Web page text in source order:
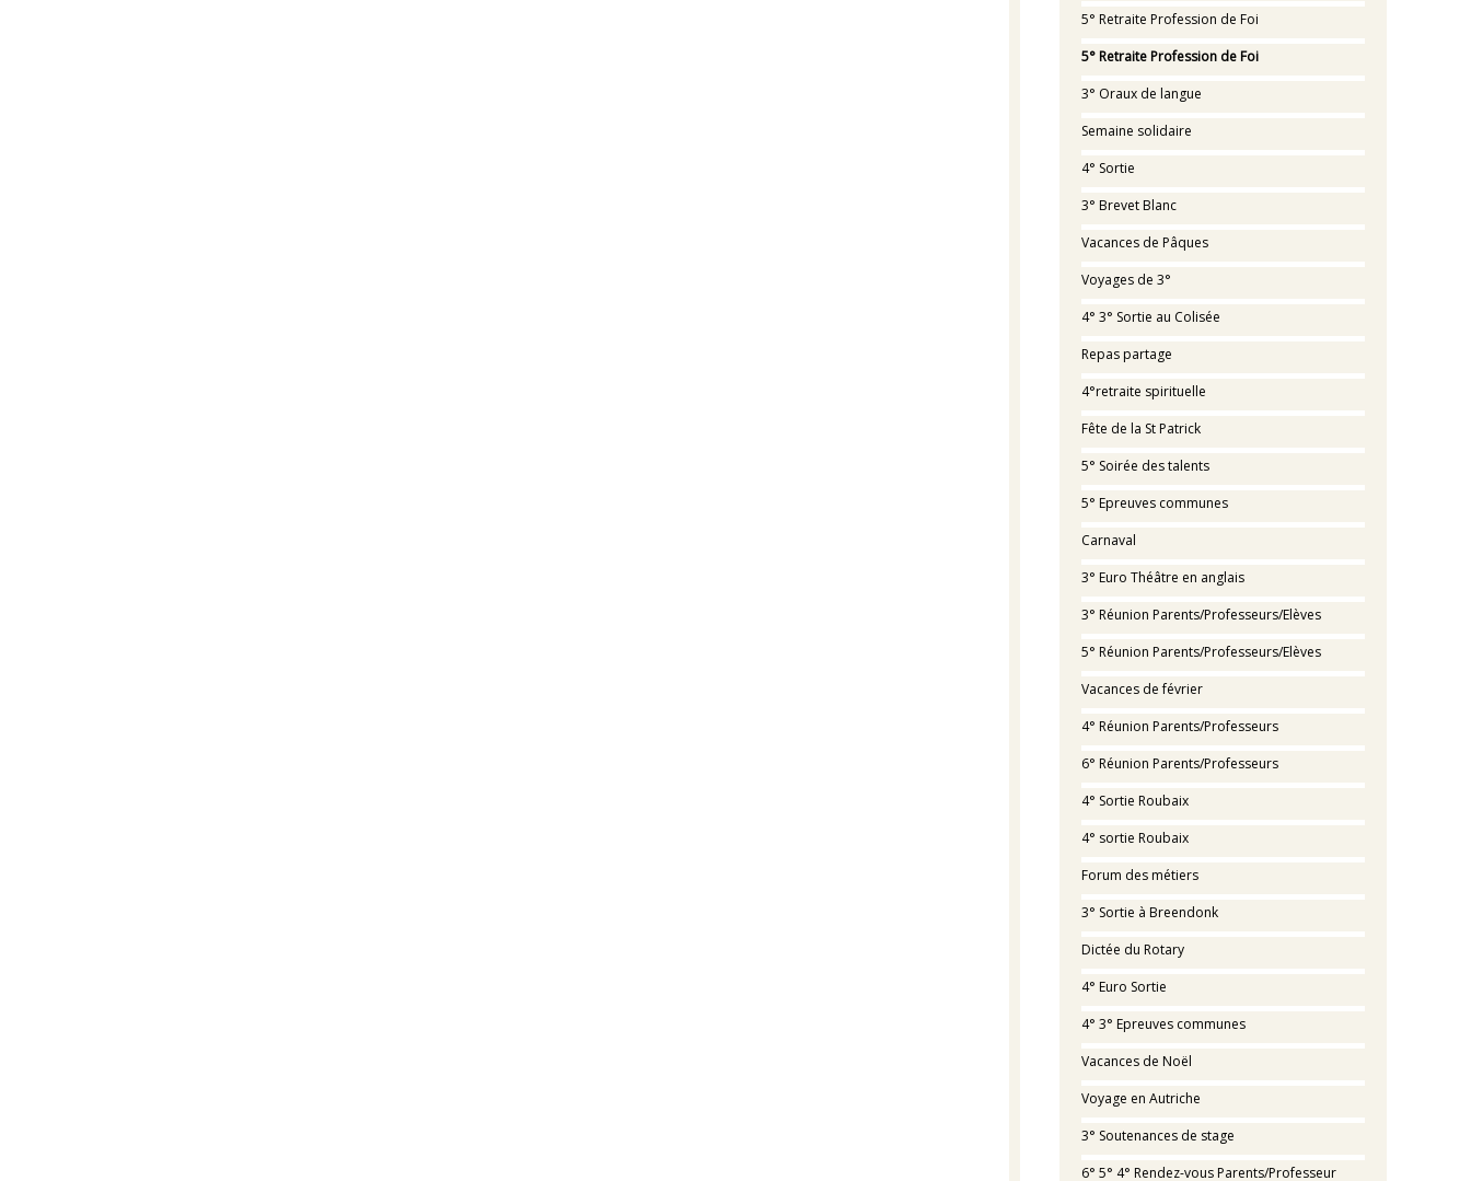
5° Retraite Profession de Foi
5° Retraite Profession de Foi
3° Oraux de langue
Semaine solidaire
4° Sortie
3° Brevet Blanc
Vacances de Pâques
Voyages de 3°
4° 3° Sortie au Colisée
Repas partage
4°retraite spirituelle
Fête de la St Patrick
5° Soirée des talents
5° Epreuves communes
Carnaval
3° Euro Théâtre en anglais
3° Réunion Parents/Professeurs/Elèves
5° Réunion Parents/Professeurs/Elèves
Vacances de février
4° Réunion Parents/Professeurs
6° Réunion Parents/Professeurs
4° Sortie Roubaix
4° sortie Roubaix
Forum des métiers
3° Sortie à Breendonk
Dictée du Rotary
4° Euro Sortie
4° 3° Epreuves communes
Vacances de Noël
Voyage en Autriche
3° Soutenances de stage
6° 5° 4° Rendez-vous Parents/Professeur